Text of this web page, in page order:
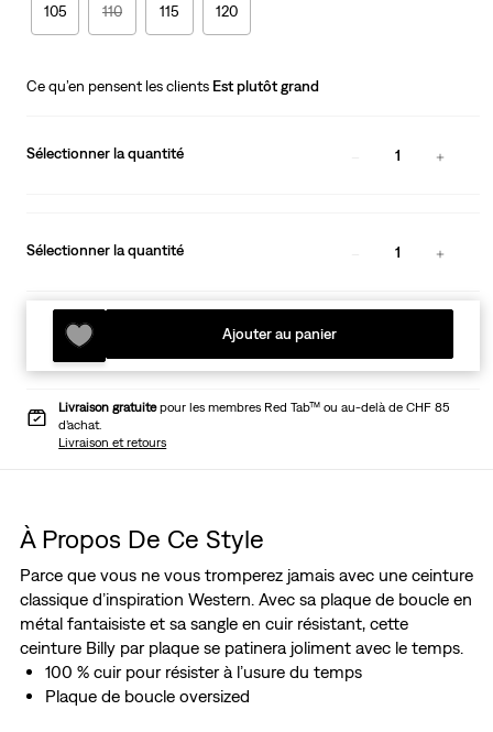
105 110 115 120
Ce qu’en pensent les clients Est plutôt grand
Sélectionner la quantité 1
Sélectionner la quantité 1
Ajouter au panier
Livraison gratuitepour les membres Red Tab™ ou au-delà de CHF 85
d’achat.
Livraison et retours
À Propos De Ce Style
Parce que vous ne vous tromperez jamais avec une ceinture
classique d’inspiration Western. Avec sa plaque de boucle en
métal fantaisiste et sa sangle en cuir résistant, cette
ceinture Billy par plaque se patinera joliment avec le temps.
100 % cuir pour résister à l’usure du temps
Plaque de boucle oversized